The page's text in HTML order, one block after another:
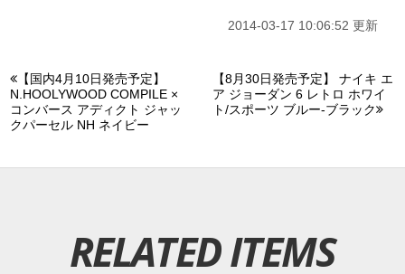
2014-03-17 10:06:52 更新
【国内4月10日発売予定】
N.HOOLYWOOD COMPILE ×
コンバース アディクト ジャッ
クパーセル NH ネイビー
【8月30日発売予定】 ナイキ エ
ア ジョーダン 6 レトロ ホワイ
ト/スポーツ ブルー-ブラック
RELATED ITEMS